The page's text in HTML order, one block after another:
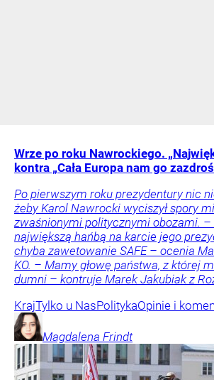
Wrze po roku Nawrockiego.
kontra „Cała Europa nam go
Po pierwszym roku prezydentury nic
żeby Karol Nawrocki wyciszył spory
zwaśnionymi politycznymi obozami. –
największą hańbą na karcie jego
chyba zawetowanie SAFE – ocenia
KO. – Mamy głowę państwa, z której
dumni – kontruje Marek Jakubiak z
KrajTylko u NasPolitykaOpinie i
Magdalena Frindt